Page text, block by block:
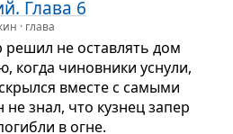
Глава 6
· глава
не остав­лять дом
когда чинов­ники уснули,
вме­сте с самыми
знал, что куз­нец запер
в огне.